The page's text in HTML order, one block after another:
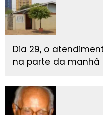
Dia 29, o
na parte da manhã